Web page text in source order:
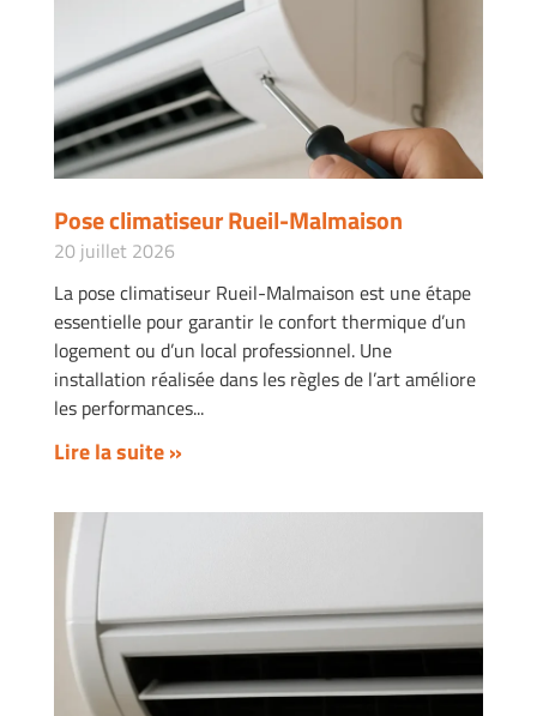
Pose climatiseur Rueil-Malmaison
20 juillet 2026
La pose climatiseur Rueil-Malmaison est une étape
essentielle pour garantir le confort thermique d’un
logement ou d’un local professionnel. Une
installation réalisée dans les règles de l’art améliore
les performances
Lire la suite »